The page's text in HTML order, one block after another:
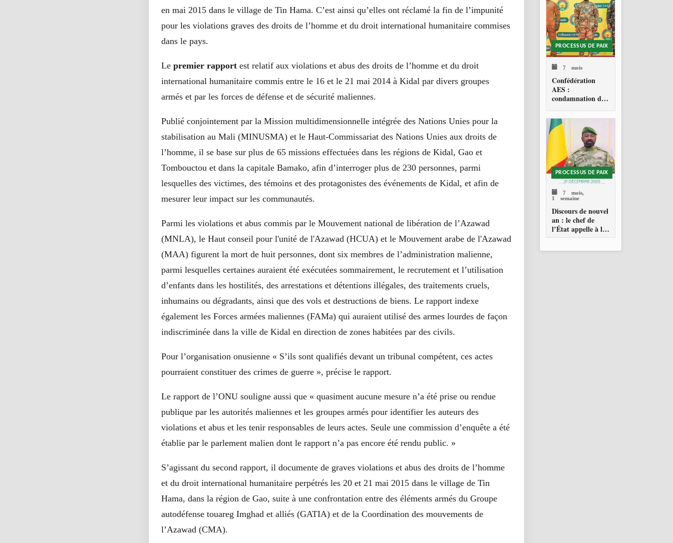
en mai 2015 dans le village de Tin Hama. C’est ainsi qu’elles ont réclamé la fin de l’impunité
pour les violations graves des droits de l’homme et du droit international humanitaire commises
dans le pays.
Le premier rapport est relatif aux violations et abus des droits de l’homme et du droit
international humanitaire commis entre le 16 et le 21 mai 2014 à Kidal par divers groupes
armés et par les forces de défense et de sécurité maliennes.
Publié conjointement par la Mission multidimensionnelle intégrée des Nations Unies pour la
stabilisation au Mali (MINUSMA) et le Haut-Commissariat des Nations Unies aux droits de
l’homme, il se base sur plus de 65 missions effectuées dans les régions de Kidal, Gao et
Tombouctou et dans la capitale Bamako, afin d’interroger plus de 230 personnes, parmi
lesquelles des victimes, des témoins et des protagonistes des événements de Kidal, et afin de
mesurer leur impact sur les communautés.
Parmi les violations et abus commis par le Mouvement national de libération de l’Azawad
(MNLA), le Haut conseil pour l'unité de l'Azawad (HCUA) et le Mouvement arabe de l'Azawad
(MAA) figurent la mort de huit personnes, dont six membres de l’administration malienne,
parmi lesquelles certaines auraient été exécutées sommairement, le recrutement et l’utilisation
d’enfants dans les hostilités, des arrestations et détentions illégales, des traitements cruels,
inhumains ou dégradants, ainsi que des vols et destructions de biens. Le rapport indexe
également les Forces armées maliennes (FAMa) qui auraient utilisé des armes lourdes de façon
indiscriminée dans la ville de Kidal en direction de zones habitées par des civils.
Pour l’organisation onusienne « S’ils sont qualifiés devant un tribunal compétent, ces actes
pourraient constituer des crimes de guerre », précise le rapport.
Le rapport de l’ONU souligne aussi que « quasiment aucune mesure n’a été prise ou rendue
publique par les autorités maliennes et les groupes armés pour identifier les auteurs des
violations et abus et les tenir responsables de leurs actes. Seule une commission d’enquête a été
établie par le parlement malien dont le rapport n’a pas encore été rendu public. »
S’agissant du second rapport, il documente de graves violations et abus des droits de l’homme
et du droit international humanitaire perpétrés les 20 et 21 mai 2015 dans le village de Tin
Hama, dans la région de Gao, suite à une confrontation entre des éléments armés du Groupe
autodéfense touareg Imghad et alliés (GATIA) et de la Coordination des mouvements de
l’Azawad (CMA).
PROCESSUS DE PAIX
7 mois
Confédération
AES :
condamnation de
américaine au
Venezuela
PROCESSUS DE PAIX
7 mois,
1 semaine
Discours de nouvel
an : le chef de
l’État appelle à la
consolidation en